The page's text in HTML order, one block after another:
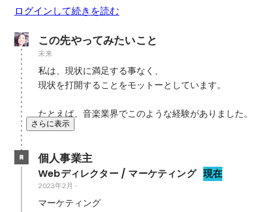
ログインして続きを読む
この先やってみたいこと
未来
私は、現状に満足する事なく、
現状を打開することをモットーとしています。
たとえば、音楽業界でこのような経験がありました。
さらに表示
個人事業主
Webディレクター / マーケティング 現在
2023年2月 -
マーケティング